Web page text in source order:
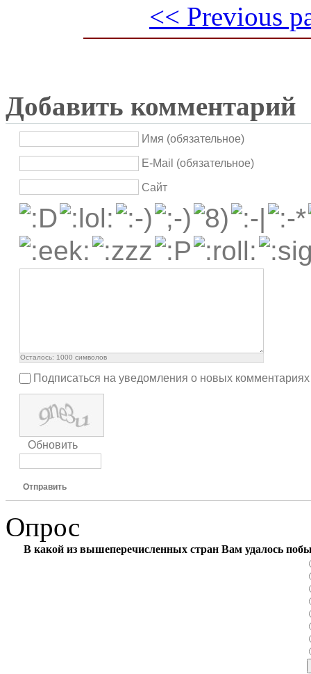
<< Previous
Добавить комментарий
Имя (обязательное)
E-Mail (обязательное)
Сайт
Осталось: 1000 символов
Подписаться на уведомления о новых комментариях
Обновить
Отправить
Опрос
В какой из вышеперечисленных стран Вам удалось